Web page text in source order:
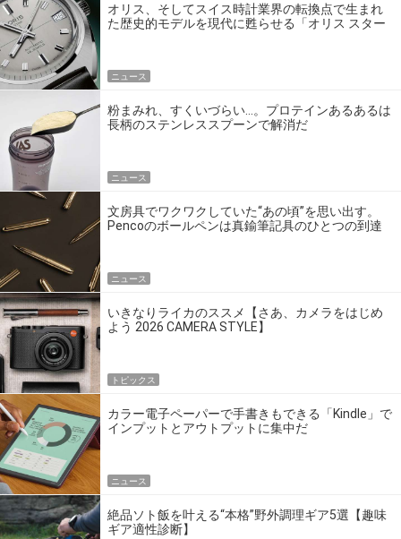
オリス、そしてスイス時計業界の転換点で生まれ
た歴史的モデルを現代に甦らせる「オリス スター
ニュース
粉まみれ、すくいづらい…。プロテインあるあるは
長柄のステンレススプーンで解消だ
ニュース
文房具でワクワクしていた“あの頃”を思い出す。
Pencoのボールペンは真鍮筆記具のひとつの到達
ニュース
いきなりライカのススメ【さあ、カメラをはじめ
よう 2026 CAMERA STYLE】
トピックス
カラー電子ペーパーで手書きもできる「Kindle」で
インプットとアウトプットに集中だ
ニュース
絶品ソト飯を叶える“本格”野外調理ギア5選【趣味
ギア適性診断】